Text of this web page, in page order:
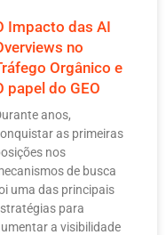
Impacto das AI
no
Orgânico e
papel do GEO
anos,
as primeiras
nos
de busca
uma das principais
para
a visibilidade